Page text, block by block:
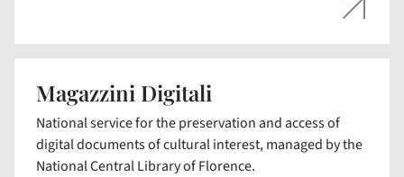
Magazzini Digitali
National service for the preservation and access of
digital documents of cultural interest, managed by the
National Central Library of Florence.